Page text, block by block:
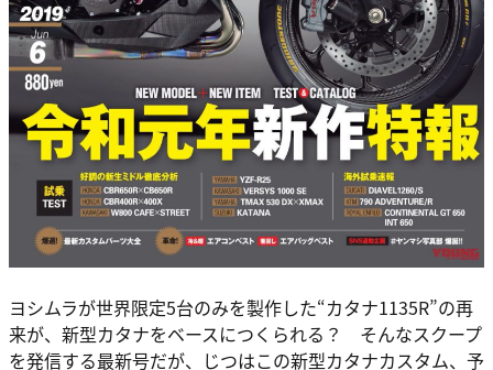
ヨシムラが世界限定5台のみを製作した“カタナ1135R”の再
来が、新型カタナをベースにつくられる？ そんなスクープ
を発信する最新号だが、じつはこの新型カタナカスタム、予